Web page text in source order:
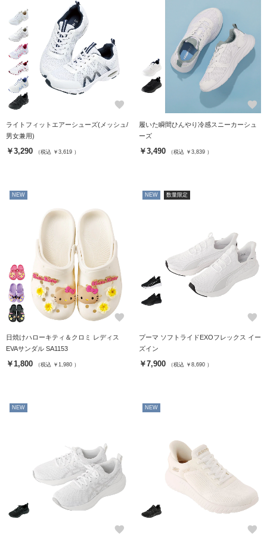
favorite
ライトフィットエアーシューズ(メッシュ/
男女兼用)
￥3,290 （税込 ￥3,619 ）
favorite
履いた瞬間ひんやり冷感スニーカーシュ
ーズ
￥3,490 （税込 ￥3,839 ）
NEW
favorite
日焼けハローキティ＆クロミ レディス
EVAサンダル SA1153
￥1,800 （税込 ￥1,980 ）
NEW 数量限定
favorite
プーマ ソフトライドEXOフレックス イー
ズイン
￥7,900 （税込 ￥8,690 ）
NEW
favorite
NEW
favorite